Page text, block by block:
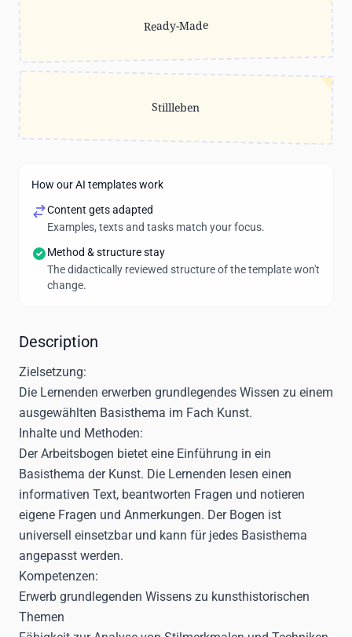
Ready-Made
Stillleben
How our AI templates work
Content gets adapted
Examples, texts and tasks match your focus.
Method & structure stay
The didactically reviewed structure of the template won't
change.
Description
Zielsetzung:
Die Lernenden erwerben grundlegendes Wissen zu einem
ausgewählten Basisthema im Fach Kunst.
Inhalte und Methoden:
Der Arbeitsbogen bietet eine Einführung in ein
Basisthema der Kunst. Die Lernenden lesen einen
informativen Text, beantworten Fragen und notieren
eigene Fragen und Anmerkungen. Der Bogen ist
universell einsetzbar und kann für jedes Basisthema
angepasst werden.
Kompetenzen:
Erwerb grundlegenden Wissens zu kunsthistorischen
Themen